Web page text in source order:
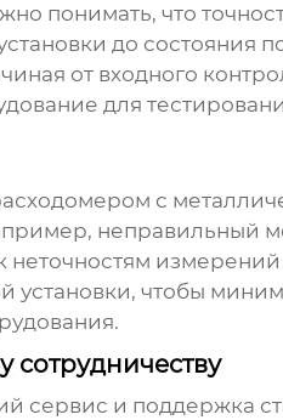
понимать, что
до
от входного
для
с
неправильный
неточностям
установки, чтобы
сервис и поддержка